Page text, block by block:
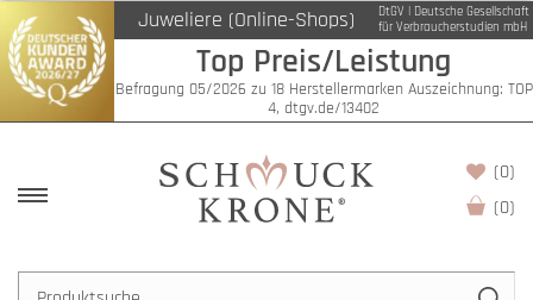
Juweliere (Online-Shops)
DtGV | Deutsche Gesellschaft
für Verbraucherstudien mbH
Top Preis/Leistung
Befragung 05/2026 zu 18 Herstellermarken Auszeichnung: TOP
4, dtgv.de/13402
(0)
(0)